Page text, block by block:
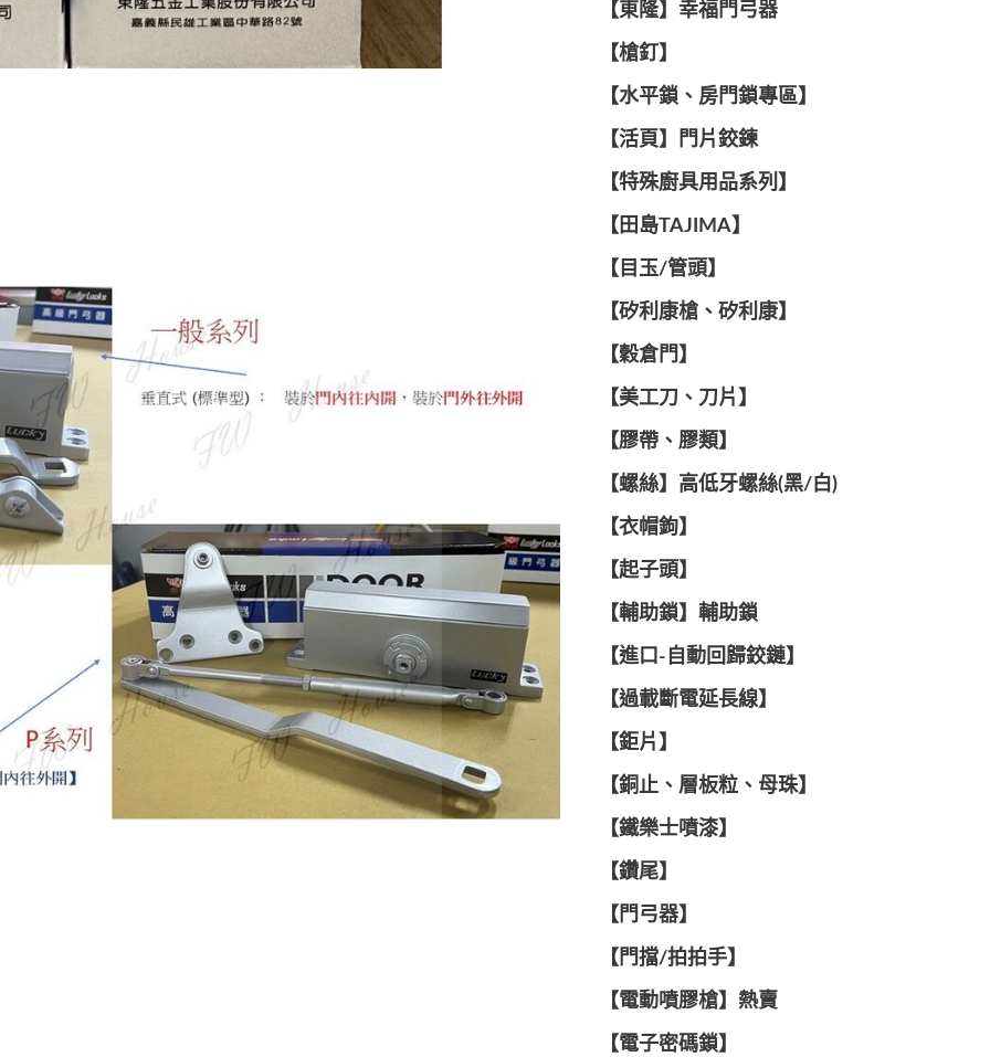
【東隆】幸福門弓器
【槍釘】
【水平鎖、房門鎖專區】
【活頁】門片鉸鍊
【特殊廚具用品系列】
【田島TAJIMA】
【目玉/管頭】
【矽利康槍、矽利康】
【穀倉門】
【美工刀、刀片】
【膠帶、膠類】
【螺絲】高低牙螺絲(黑/白)
【衣帽鉤】
【起子頭】
【輔助鎖】輔助鎖
【進口-自動回歸鉸鏈】
【過載斷電延長線】
【鉅片】
【銅止、層板粒、母珠】
【鐵樂士噴漆】
【鑽尾】
【門弓器】
【門擋/拍拍手】
【電動噴膠槍】熱賣
【電子密碼鎖】